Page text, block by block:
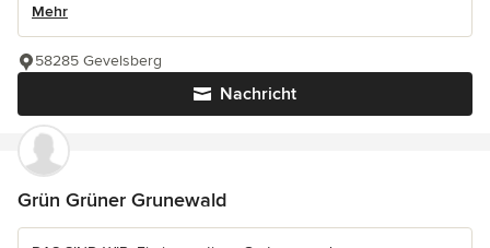
Mehr
Nachricht
58285 Gevelsberg
Grün Grüner Grunewald